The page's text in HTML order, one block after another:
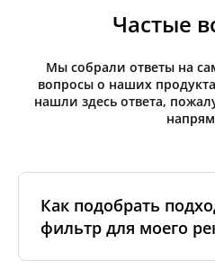
Частые
Мы собрали ответы на
вопросы о наших
нашли здесь ответа,
Как подобрать
фильтр для моего